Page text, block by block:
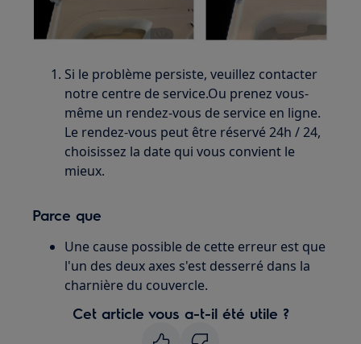
Si le problème persiste, veuillez contacter
notre centre de service.Ou prenez vous-
même un rendez-vous de service en ligne.
Le rendez-vous peut être réservé 24h / 24,
choisissez la date qui vous convient le
mieux.
Parce que
Une cause possible de cette erreur est que
l'un des deux axes s'est desserré dans la
charnière du couvercle.
Cet article vous a-t-il été utile ?